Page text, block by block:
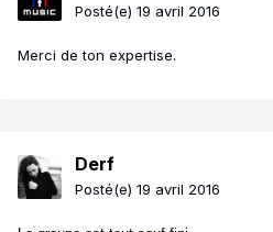
Posté(e) 19 avril 2016
Merci de ton expertise.
Derf
Posté(e) 19 avril 2016